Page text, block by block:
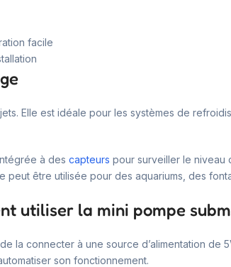
facile
Elle est idéale pour les systèmes de
à des capteurs pour surveiller le niveau
peut être utilisée pour des aquariums, des
utiliser la mini pompe
la connecter à une source d’alimentation
son fonctionnement.